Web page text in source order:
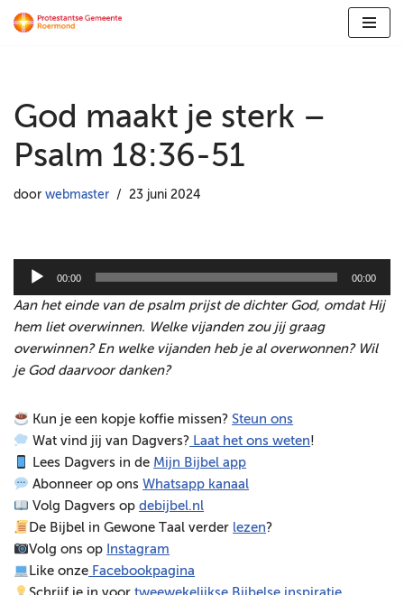
inhoud
God maakt je sterk –
Psalm 18:36-51
door webmaster 23 juni 2024
d
i
o
s
e
l
e
r
00:00 00:00
Aan het einde van de psalm prijst de dichter God, omdat Hij
hem liet overwinnen. Welke vijanden zou jij graag
overwinnen? En welke vijanden heb je al overwonnen? Wil
je God daarvoor danken?
Kun je een kopje koffie missen?Steun ons
Wat vind jij van Dagvers? Laat het ons weten!
Lees Dagvers in de Mijn Bijbel app
Abonneer op onsWhatsapp kanaal
Volg Dagvers opdebijbel.nl
De Bijbel in Gewone Taal verder lezen?
Volg ons op Instagram
Like onze Facebookpagina